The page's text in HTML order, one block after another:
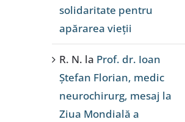
solidaritate pentru
apărarea vieții
R. N. la Prof. dr. Ioan
Ștefan Florian, medic
neurochirurg, mesaj la
Ziua Mondială a